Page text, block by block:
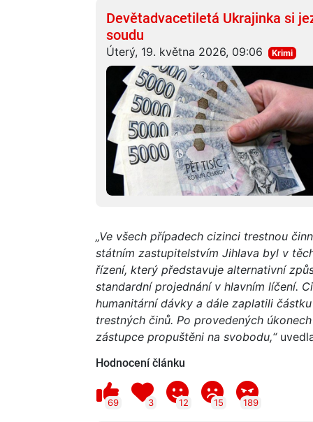
Devětadvacetiletá Ukrajinka si
soudu
Úterý, 19. května 2026, 09:06 Krimi
„Ve všech případech cizinci trestnou
státním zastupitelstvím Jihlava byl v
řízení, který představuje alternativní
standardní projednání v hlavním líčení.
humanitární dávky a dále zaplatili
trestných činů. Po provedených
zástupce propuštěni na svobodu,“
Hodnocení článku
69 3 12 15 189